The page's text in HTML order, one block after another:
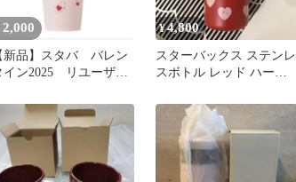
2,000
新品】スタバ バレン
イン2025 リユーザブ
ま
¥4,800
スターバックス ステンレ
スボトル レッド ハート